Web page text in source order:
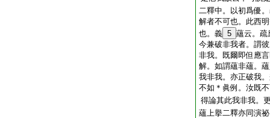
二釋中。以初爲優
解者不可也。此西
也。義 5 蘊云。疏
今兼破非我者。謂
非我。既爾即但應
解。如謂蘊非蘊。
我非我。亦正破我
不如＊眞例。汝既
得論其此我非我。
蘊上擧二釋亦同演